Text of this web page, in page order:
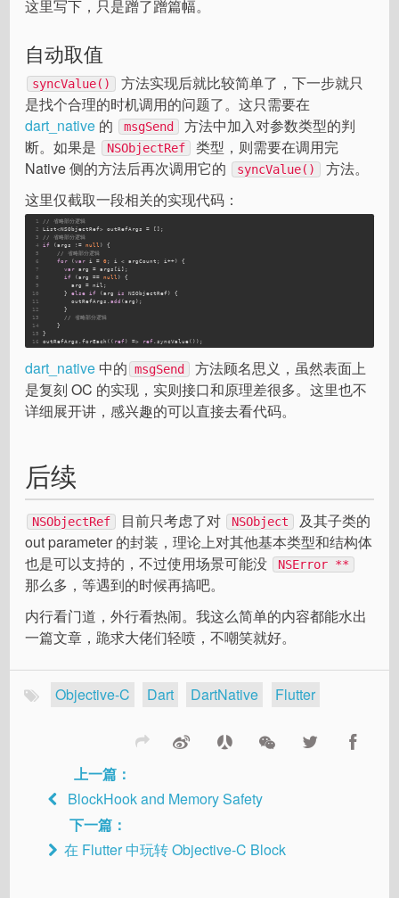
这里写下，只是蹭了蹭篇幅。
自动取值
syncValue()
方法实现后就比较简单了，下一步就只
是找个合理的时机调用的问题了。这只需要在
dart_native 的 msgSend
方法中加入对参数类型的判
断。如果是
NSObjectRef
类型，则需要在调用完
Native 侧的方法后再次调用它的
syncValue()
方法。
这里仅截取一段相关的实现代码：
1
2
3
4
5
6
7
8
9
10
11
12
13
14
15
16
// 省略部分逻辑
List<NSObjectRef> outRefArgs = [];
// 省略部分逻辑
if
(args != null ) {
// 省略部分逻辑
for (var i = 0; i < argCount; i++) {
var arg = args[i];
if
(arg == null ) {
        arg = nil;
      }
else if (arg is
NSObjectRef) {
        outRefArgs.
add (arg);
      }
// 省略部分逻辑
    }
}
outRefArgs.forEach(( ref ) => ref .syncValue());
dart_native 中的 msgSend
方法顾名思义，虽然表面上
是复刻 OC 的实现，实则接口和原理差很多。这里也不
详细展开讲，感兴趣的可以直接去看代码。
后续
NSObjectRef 目前只考虑了对 NSObject
及其子类的
out parameter 的封装，理论上对其他基本类型和结构体
也是可以支持的，不过使用场景可能没
NSError **
那么多，等遇到的时候再搞吧。
内行看门道，外行看热闹。我这么简单的内容都能水出
一篇文章，跪求大佬们轻喷，不嘲笑就好。
Objective-C Dart DartNative Flutter
上一篇：
BlockHook and Memory Safety
下一篇：
在 Flutter 中玩转 Objective-C Block